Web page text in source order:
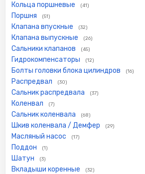
Кольца поршневые (41)
Поршня (51)
Клапана впускные (32)
Клапана выпускные (26)
Сальники клапанов (45)
Гидрокомпенсаторы (12)
Болты головки блока цилиндров (16)
Распредвал (30)
Сальник распредвала (37)
Коленвал (7)
Сальник коленвала (68)
Шкив коленвала / Демфер (29)
Масляный насос (17)
Поддон (1)
Шатун (3)
Вкладыши коренные (32)